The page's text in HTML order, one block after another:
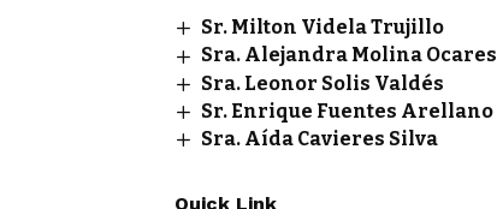
Sr. Milton Videla Trujillo
Sra. Alejandra Molina Ocares
Sra. Leonor Solis Valdés
Sr. Enrique Fuentes Arellano
Sra. Aída Cavieres Silva
Quick Link